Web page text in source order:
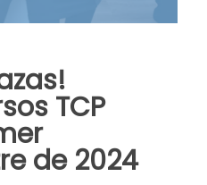
TCP
de 2024